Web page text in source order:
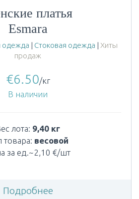
платья
Esmara
одежда | Стоковая одежда | Хиты
продаж
€6.50/кг
В наличии
лота: 9,40 кг
товара: весовой
за ед.~2,10 €/шт
Подробнее